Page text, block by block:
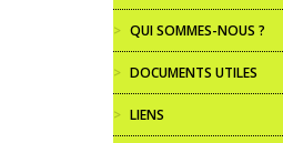
> QUI SOMMES-NOUS ?
> DOCUMENTS UTILES
> LIENS